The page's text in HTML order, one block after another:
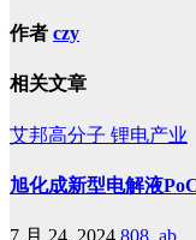
作者 czy
相关文章
艾邦高分子 锂电产业
旭化成新型电解液